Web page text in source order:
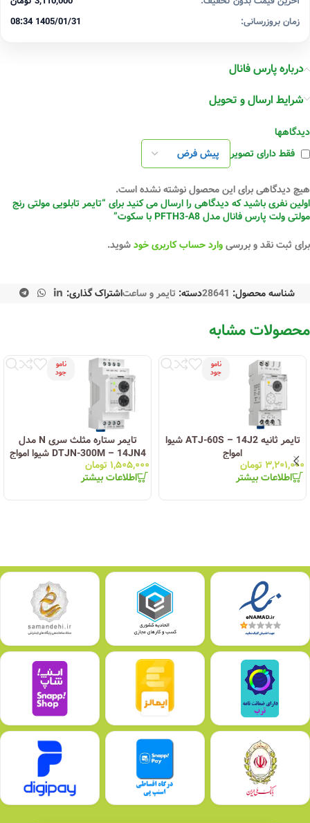
زمان بروزرسانی:
1405/01/31 08:34
درباره پارس فانال
شرایط ارسال و تحویل
دیدگاهها
فقط دارای تصویر
هیچ دیدگاهی برای این محصول نوشته نشده است.
اولین نفری باشید که دیدگاهی را ارسال می کنید برای “تایمر تابلویی مولتی رنج
مولتی ولت پارس فانال مدل PFTH3-A8 با سکوت”
برای ثبت نقد و بررسیوارد حساب کاربری خودشوید.
شناسه محصول: 28641دسته: تایمر و ساعتاشتراک گذاری:
محصولات مشابه
نامو
جود
تایمر ثانیه ATJ-60S – 14J2 شیوا
امواج
۳,۲۰۱,۰۰۰ تومان
اطلاعات بیشتر
نامو
جود
تایمر ستاره مثلث سری N مدل
DTJN-300M – 14JN4 شیوا امواج
۱,۵۰۵,۰۰۰ تومان
اطلاعات بیشتر